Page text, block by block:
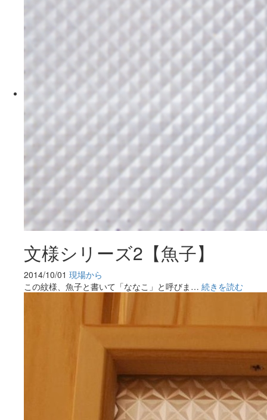
文様シリーズ2【魚子】
2014/10/01 現場から
この紋様、魚子と書いて「ななこ」と呼びま… 続きを読む